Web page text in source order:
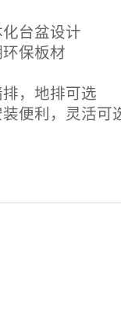
台盆设计
保板材
，地排可选
便利，灵活可